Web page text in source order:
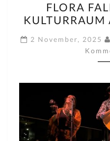
FLORA
2 November, 2025